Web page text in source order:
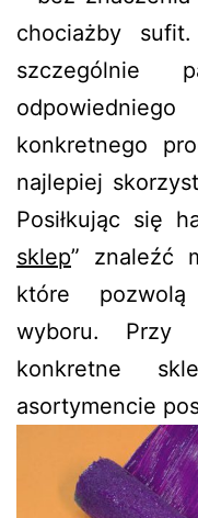
chociażby
szczególnie
konkretnego
najlepiej
Posiłkując się
sklep” znaleźć
które pozwolą
wyboru. Przy
konkretne
asortymencie